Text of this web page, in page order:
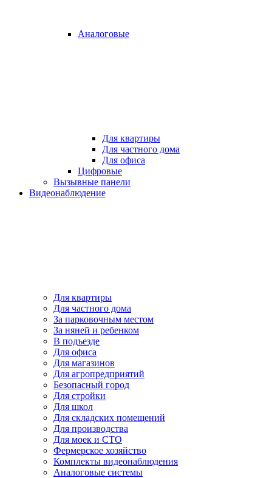
Аналоговые
Для квартиры
Для частного дома
Для офиса
Цифровые
Вызывные панели
Видеонаблюдение
Для квартиры
Для частного дома
За парковочным местом
За няней и ребенком
В подъезде
Для офиса
Для магазинов
Для агропредприятий
Безопасный город
Для стройки
Для школ
Для складских помещений
Для производства
Для моек и СТО
Фермерское хозяйство
Комплекты видеонаблюдения
Аналоговые системы